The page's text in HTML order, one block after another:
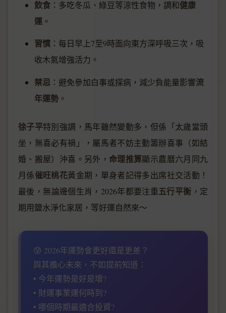
飲食 ：多吃冬瓜、綠豆等涼性食物，調和健康
運 。
習慣 ：每日早上7至9時面向東方深呼吸三次，吸
收木氣增強活力。
禁忌 ：避免參加白事或探病，減少負能量影響流
年運勢 。
徐子平特別強調，馬年雖然變動多，但係「太歲當頭
坐，無喜必有禍」，屬馬者不妨主動籌辦喜事（如結
婚、搬屋）沖喜。另外， 命理推算顯示農曆六月同九
月係催旺桃花黃金期，單身者記得多出席社交活動！
最後，無論邊個生肖，2026年都要注重五行平衡 ，定
期用鹽水淨化家居，等好運自然來～
😰 2026年運勢會更好還是更差？
與其擔心未來，不如提前知道：
• 今年運勢是好是壞?
• 財運事業運何時到?
• 哪個時期最適合投資?